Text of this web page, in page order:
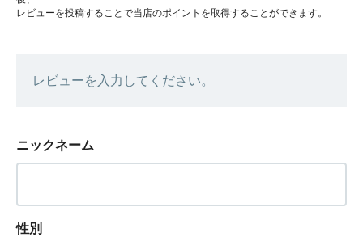
レビューを投稿することで当店のポイントを取得することができます。
レビューを入力してください。
ニックネーム
性別